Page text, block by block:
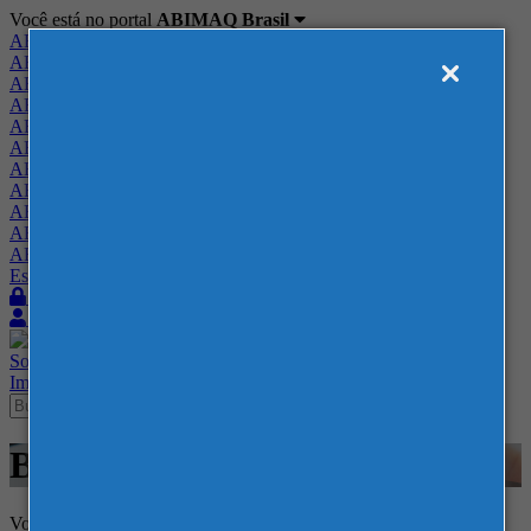
Você está no portal ABIMAQ Brasil
ABIMAQ Brasil
ABIMAQ Minas Gerais
ABIMAQ Norte-Nordeste
ABIMAQ Paraná
ABIMAQ Piracicaba
ABIMAQ Ribeirão Preto
ABIMAQ Rio de Janeiro
ABIMAQ Rio Grande do Sul
ABIMAQ Santa Catarina
ABIMAQ São Paulo
ABIMAQ Vale do Paraíba
Escritório de Relações Governamentais
Sobre
Imprensa
Blog
Voltar